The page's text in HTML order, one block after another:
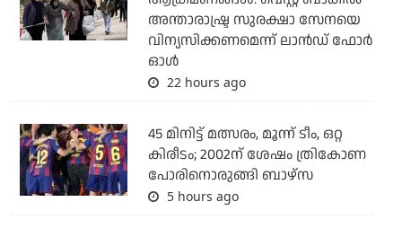
അന്താരാഷ്ട്ര സുരക്ഷാ സേനയെ
വിന്യസിക്കണമെന്ന് ലാന്‍ഡ് ഫോര്‍
ഓള്‍
22 hours ago
45 മിനിട്ട് മത്സരം, മൂന്ന് ടീം, ഒറ്റ
കിരീടം; 2002ന് ശേഷം ത്രികോണ
പോരിനൊരുങ്ങി ബാഴ്‌സ
5 hours ago